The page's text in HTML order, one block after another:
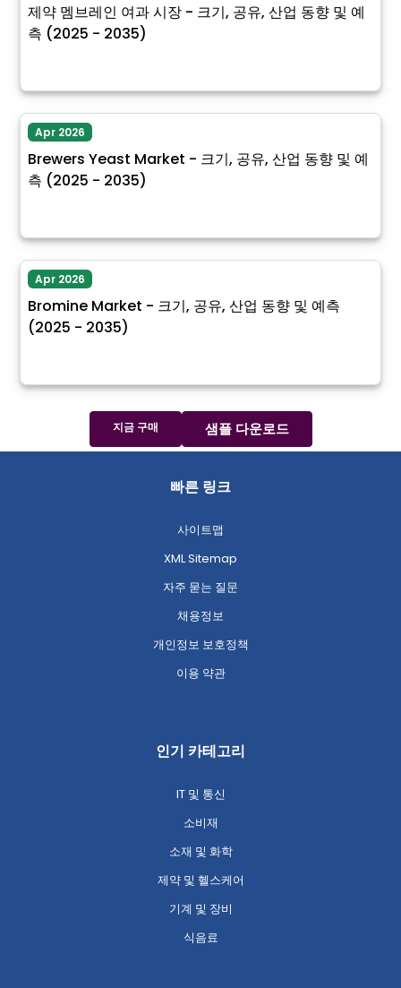
제약 멤브레인 여과 시장 - 크기, 공유, 산업 동향 및 예
측 (2025 - 2035)
Apr 2026
Brewers Yeast Market - 크기, 공유, 산업 동향 및 예
측 (2025 - 2035)
Apr 2026
Bromine Market - 크기, 공유, 산업 동향 및 예측
(2025 - 2035)
지금 구매 샘플 다운로드
빠른 링크
사이트맵
XML Sitemap
자주 묻는 질문
채용정보
개인정보 보호정책
이용 약관
인기 카테고리
IT 및 통신
소비재
소재 및 화학
제약 및 헬스케어
기계 및 장비
식음료